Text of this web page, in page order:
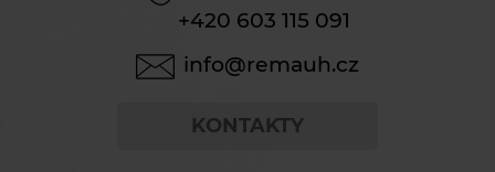
+420 603 115 091
info@remauh.cz
KONTAKTY